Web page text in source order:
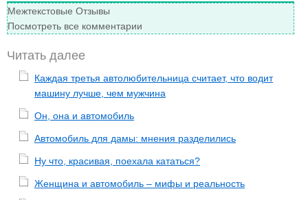
Межтекстовые Отзывы
Посмотреть все комментарии
Читать далее
Каждая третья автолюбительница считает, что водит
машину лучше, чем мужчина
Он, она и автомобиль
Автомобиль для дамы: мнения разделились
Ну что, красивая, поехала кататься?
Женщина и автомобиль – мифы и реальность